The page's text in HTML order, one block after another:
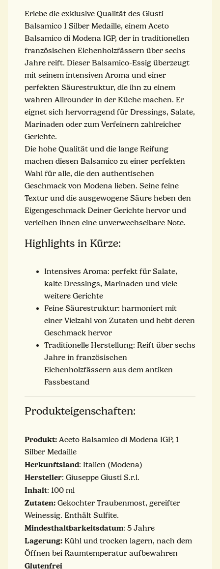
Erlebe die exklusive Qualität des Giusti
Balsamico 1 Silber Medaille, einem Aceto
Balsamico di Modena IGP, der in traditionellen
französischen Eichenholzfässern über sechs
Jahre reift. Dieser Balsamico-Essig überzeugt
mit seinem intensiven Aroma und einer
perfekten Säurestruktur, die ihn zu einem
wahren Allrounder in der Küche machen. Er
eignet sich hervorragend für Dressings, Salate,
Marinaden oder zum Verfeinern zahlreicher
Gerichte.
Die hohe Qualität und die lange Reifung
machen diesen Balsamico zu einer perfekten
Wahl für alle, die den authentischen
Geschmack von Modena lieben. Seine feine
Textur und die ausgewogene Säure heben den
Eigengeschmack Deiner Gerichte hervor und
verleihen ihnen eine unverwechselbare Note.
Highlights in Kürze:
Intensives Aroma: perfekt für Salate,
kalte Dressings, Marinaden und viele
weitere Gerichte
Feine Säurestruktur: harmoniert mit
einer Vielzahl von Zutaten und hebt deren
Geschmack hervor
Traditionelle Herstellung: Reift über sechs
Jahre in französischen
Eichenholzfässern aus dem antiken
Fassbestand
Produkteigenschaften:
Produkt: Aceto Balsamico di Modena IGP, 1
Silber Medaille
Herkunftsland: Italien (Modena)
Hersteller: Giuseppe Giusti S.r.l.
Inhalt: 100 ml
Zutaten: Gekochter Traubenmost, gereifter
Weinessig. Enthält Sulfite.
Mindesthaltbarkeitsdatum: 5 Jahre
Lagerung: Kühl und trocken lagern, nach dem
Öffnen bei Raumtemperatur aufbewahren
Glutenfrei